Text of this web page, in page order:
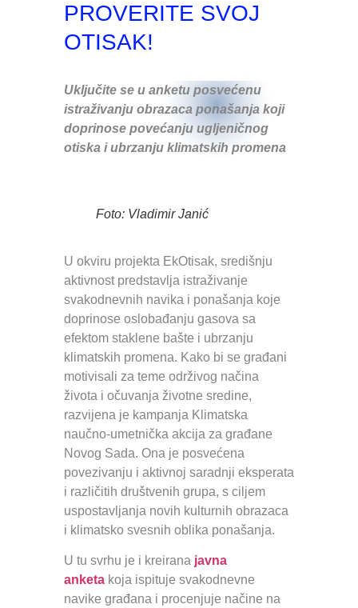
PROVERITE SVOJ
OTISAK!
Uključite se u anketu posvećenu
istraživanju obrazaca ponašanja koji
doprinose povećanju ugljeničnog
otiska i ubrzanju klimatskih promena
Foto: Vladimir Janić
U okviru projekta EkOtisak, središnju
aktivnost predstavlja istraživanje
svakodnevnih navika i ponašanja koje
doprinose oslobađanju gasova sa
efektom staklene bašte i ubrzanju
klimatskih promena. Kako bi se građani
motivisali za teme održivog načina
života i očuvanja životne sredine,
razvijena je kampanja Klimatska
naučno-umetnička akcija za građane
Novog Sada. Ona je posvećena
povezivanju i aktivnoj saradnji eksperata
i različitih društvenih grupa, s ciljem
uspostavljanja novih kulturnih obrazaca
i klimatsko svesnih oblika ponašanja.
U tu svrhu je i kreirana javna
anketa koja ispituje svakodnevne
navike građana i procenjuje načine na